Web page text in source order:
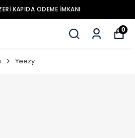
KAPIDA ÖDEME İMKANI
0
Yeezy